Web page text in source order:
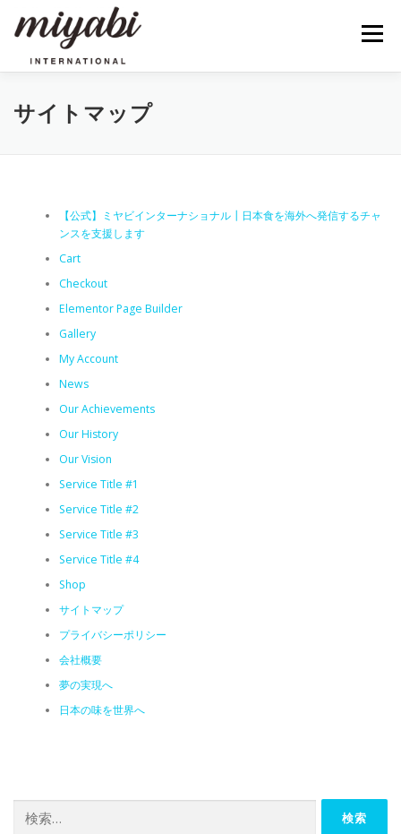
メニュー
HOME 事業内容
サイトマップ
【公式】ミヤビインターナショナル┃日本食を海外へ発信するチャ
ンスを支援します
Cart
Checkout
Elementor Page Builder
Gallery
My Account
News
Our Achievements
Our History
Our Vision
Service Title #1
Service Title #2
Service Title #3
Service Title #4
Shop
サイトマップ
プライバシーポリシー
会社概要
夢の実現へ
日本の味を世界へ
索: